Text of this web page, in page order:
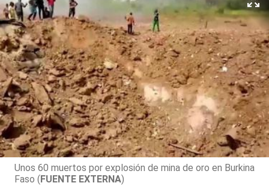
Unos 60 muertos por explosión de mina de oro en Burkina
Faso (FUENTE EXTERNA)